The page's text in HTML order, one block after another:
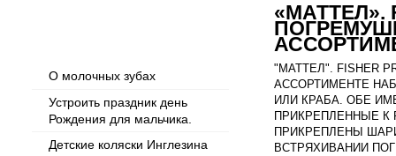
О молочных зубах
Устроить праздник день
Рождения для мальчика.
Детские коляски Инглезина
«МАТТЕЛ».
"МАТТЕЛ". FISHER
АССОРТИМЕНТЕ
ИЛИ КРАБА. ОБЕ
ПРИКРЕПЛЕННЫЕ К
ПРИКРЕПЛЕНЫ
ВСТРЯХИВАНИИ